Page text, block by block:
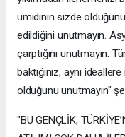
ümidinin sizde
edildiğini unutmayın.
çarptığını unutmayın.
baktığınız, aynı
olduğunu unutmayın"
"BU GENÇLİK,